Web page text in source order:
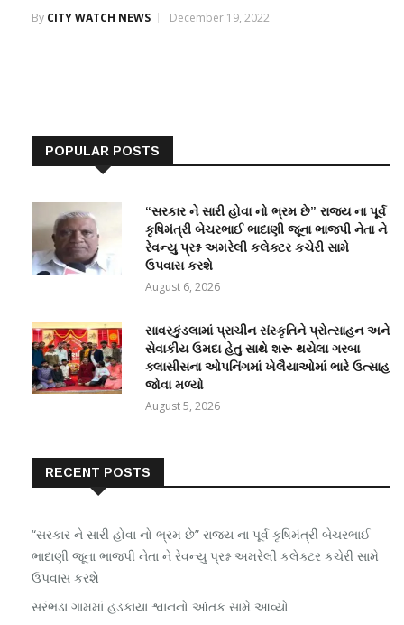
By CITY WATCH NEWS December 19, 2022
POPULAR POSTS
“સરકાર ને સારી હોવા નો ભ્રમ છે” રાજ્ય ના પૂર્વ
કૃષિમંત્રી બેચરભાઈ ભાદાણી જૂના ભાજપી નેતા ને
રેવન્યુ પ્રશ્ન અમરેલી કલેક્ટર કચેરી સામે
ઉપવાસ કરશે
August 6, 2026
સાવરકુંડલામાં પ્રાચીન સંસ્કૃતિને પ્રોત્સાહન અને
સેવાકીય ઉમદા હેતુ સાથે શરૂ થયેલા ગરબા
ક્લાસીસના ઓપનિંગમાં ખેલૈયાઓમાં ભારે ઉત્સાહ
જોવા મળ્યો
August 5, 2026
RECENT POSTS
“સરકાર ને સારી હોવા નો ભ્રમ છે” રાજ્ય ના પૂર્વ કૃષિમંત્રી બેચરભાઈ
ભાદાણી જૂના ભાજપી નેતા ને રેવન્યુ પ્રશ્ન અમરેલી કલેક્ટર કચેરી સામે
ઉપવાસ કરશે
સરંભડા ગામમાં હડકાયા શ્વાનનો આંતક સામે આવ્યો